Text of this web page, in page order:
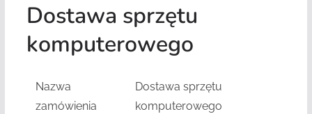
Dostawa sprzętu
komputerowego
Nazwa
zamówienia
Dostawa sprzętu
komputerowego